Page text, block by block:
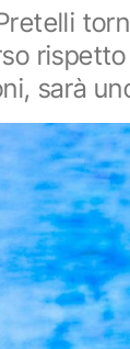
sarà